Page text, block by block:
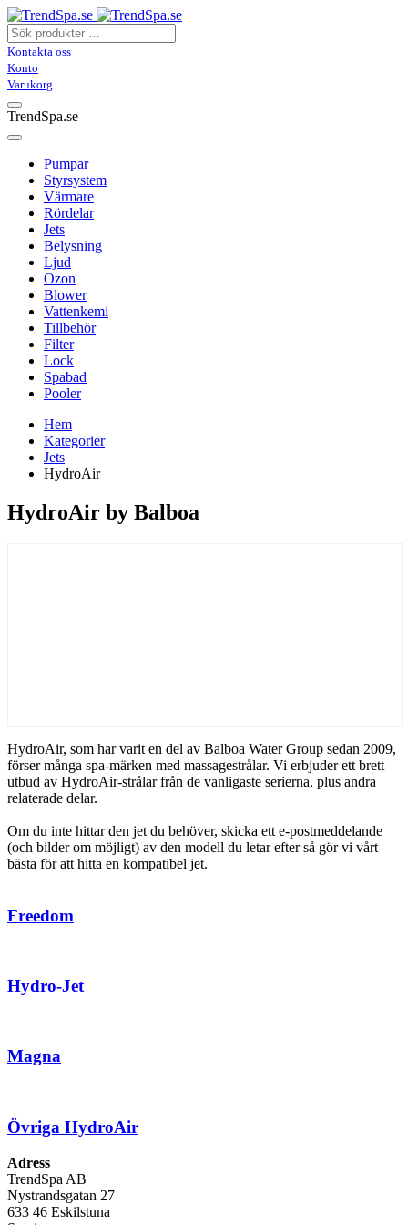
Kontakta oss
Konto
Varukorg
TrendSpa.se
Pumpar
Styrsystem
Värmare
Rördelar
Jets
Belysning
Ljud
Ozon
Blower
Vattenkemi
Tillbehör
Filter
Lock
Spabad
Pooler
Hem
Kategorier
Jets
HydroAir
HydroAir by Balboa
HydroAir, som har varit en del av Balboa Water Group sedan 2009,
förser många spa-märken med massagestrålar. Vi erbjuder ett brett
utbud av HydroAir-strålar från de vanligaste serierna, plus andra
relaterade delar.
Om du inte hittar den jet du behöver, skicka ett e-postmeddelande
(och bilder om möjligt) av den modell du letar efter så gör vi vårt
bästa för att hitta en kompatibel jet.
Freedom
Hydro-Jet
Magna
Övriga HydroAir
Adress
TrendSpa AB
Nystrandsgatan 27
633 46 Eskilstuna